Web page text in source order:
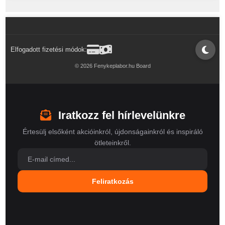
Elfogadott fizetési módok:
© 2026 Fenykeplabor.hu Board
Iratkozz fel hírlevelünkre
Értesülj elsőként akcióinkról, újdonságainkról és inspiráló
ötleteinkről.
Feliratkozás